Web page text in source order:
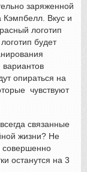
заряженной
Вкус и
логотип
будет
вариантов
опираться на
чувствуют
связанные
жизни? Не
совершенно
останутся на 3